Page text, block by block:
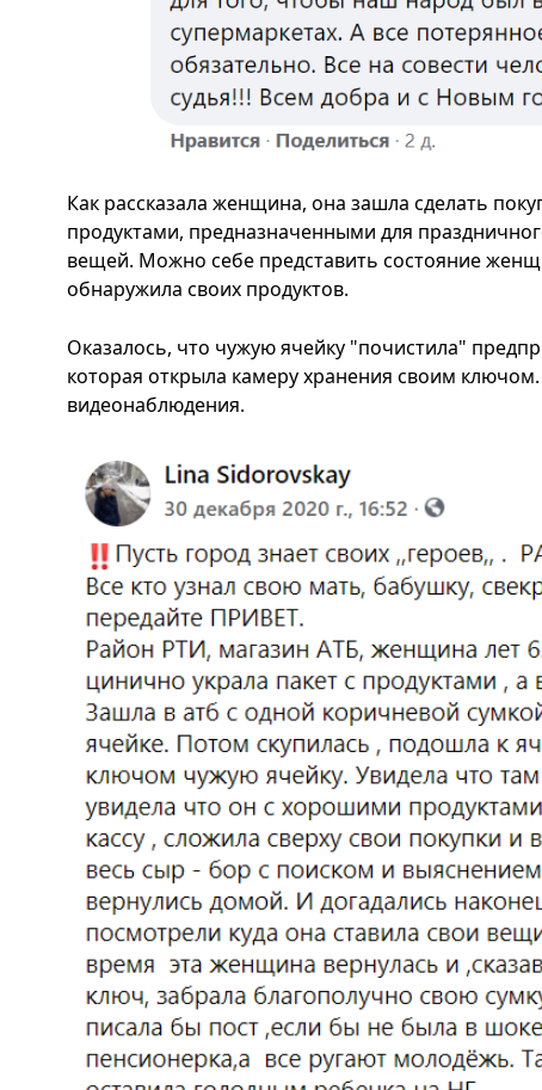
Как рассказала женщина, она зашла сделать
продуктами, предназначенными для
вещей. Можно себе представить состояние
обнаружила своих продуктов.
Оказалось, что чужую ячейку "почистила"
которая открыла камеру хранения своим
видеонаблюдения.